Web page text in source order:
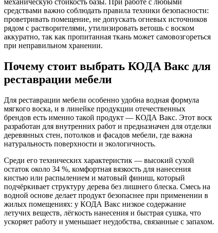
средствами важно соблюдать правила техники безопасности:
проветривать помещение, не допускать огневых источников
рядом с растворителями, утилизировать ветошь с воском
аккуратно, так как пропитанная ткань может самовозгореться
при неправильном хранении.
Почему стоит выбрать КОДА Вакс для
реставрации мебели
Для реставрации мебели особенно удобна водная формула
мягкого воска, и в линейке продукции отечественных
брендов есть именно такой продукт — КОДА Вакс. Этот воск
разработан для внутренних работ и предназначен для отделки
деревянных стен, потолков и фасадов мебели, где важна
натуральность поверхности и экологичность.
Среди его технических характеристик — высокий сухой
остаток около 34 %, комфортная вязкость для нанесения
кистью или распылением и матовый финиш, который
подчёркивает структуру дерева без лишнего блеска. Смесь на
водной основе делает продукт безопаснее при применении в
жилых помещениях: у КОДА Вакс низкое содержание
летучих веществ, лёгкость нанесения и быстрая сушка, что
ускоряет работу и уменьшает неудобства, связанные с запахом.